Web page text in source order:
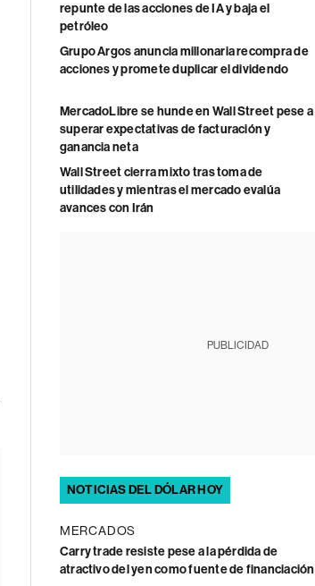
repunte de las acciones de IA y baja el
petróleo
Grupo Argos anuncia millonaria recompra de
acciones y promete duplicar el dividendo
MercadoLibre se hunde en Wall Street pese a
superar expectativas de facturación y
ganancia neta
Wall Street cierra mixto tras toma de
utilidades y mientras el mercado evalúa
avances con Irán
PUBLICIDAD
NOTICIAS DEL DÓLAR HOY
MERCADOS
Carry trade resiste pese a la pérdida de
atractivo del yen como fuente de financiación